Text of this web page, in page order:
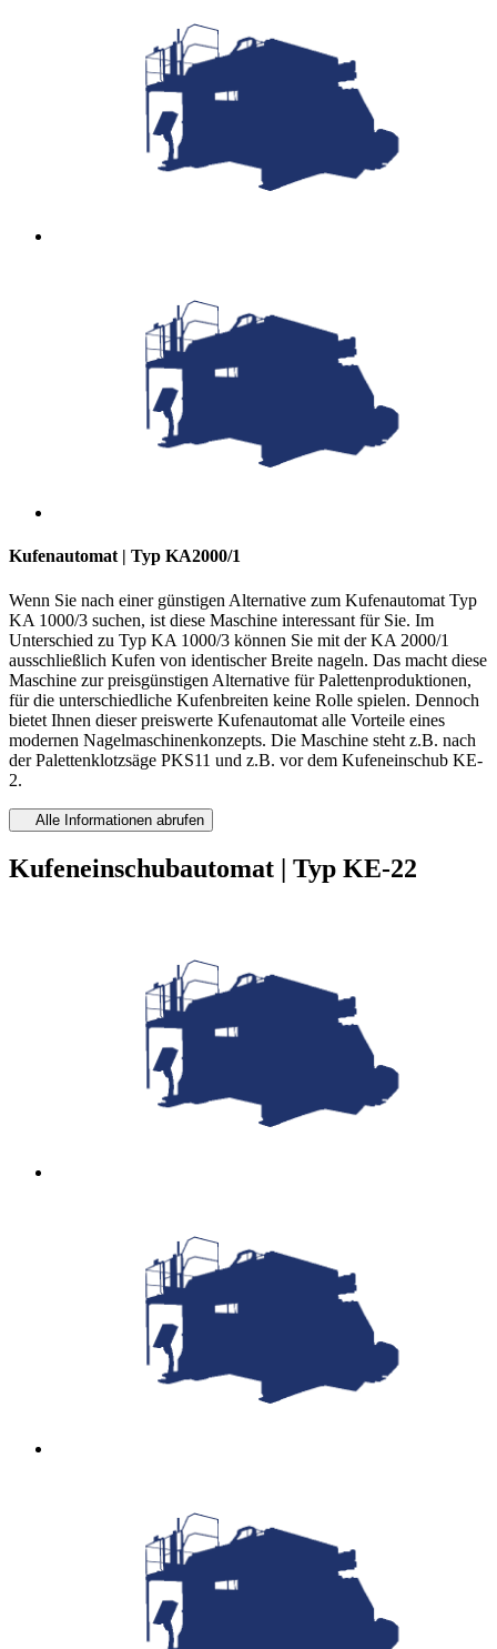
Kufenautomat | Typ KA2000/1
Wenn Sie nach einer günstigen Alternative zum Kufenautomat Typ
KA 1000/3 suchen, ist diese Maschine interessant für Sie. Im
Unterschied zu Typ KA 1000/3 können Sie mit der KA 2000/1
ausschließlich Kufen von identischer Breite nageln. Das macht diese
Maschine zur preisgünstigen Alternative für Palettenproduktionen,
für die unterschiedliche Kufenbreiten keine Rolle spielen. Dennoch
bietet Ihnen dieser preiswerte Kufenautomat alle Vorteile eines
modernen Nagelmaschinenkonzepts. Die Maschine steht z.B. nach
der Palettenklotzsäge PKS11 und z.B. vor dem Kufeneinschub KE-
2.
Alle Informationen abrufen
Kufeneinschubautomat | Typ KE-22